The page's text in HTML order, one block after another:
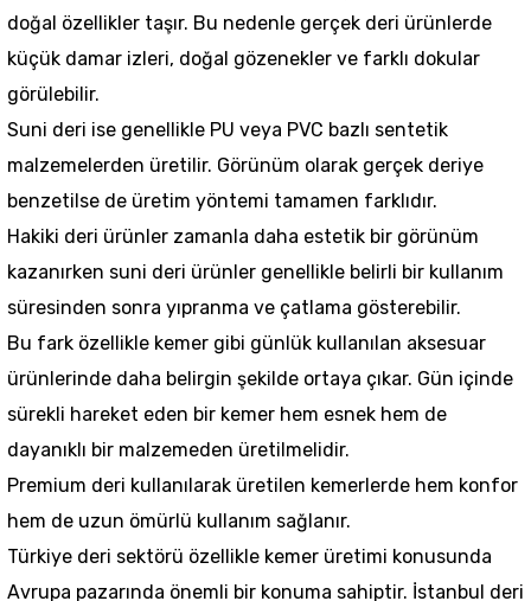
doğal özellikler taşır. Bu nedenle gerçek deri ürünlerde
küçük damar izleri, doğal gözenekler ve farklı dokular
görülebilir.
Suni deri ise genellikle PU veya PVC bazlı sentetik
malzemelerden üretilir. Görünüm olarak gerçek deriye
benzetilse de üretim yöntemi tamamen farklıdır.
Hakiki deri ürünler zamanla daha estetik bir görünüm
kazanırken suni deri ürünler genellikle belirli bir kullanım
süresinden sonra yıpranma ve çatlama gösterebilir.
Bu fark özellikle kemer gibi günlük kullanılan aksesuar
ürünlerinde daha belirgin şekilde ortaya çıkar. Gün içinde
sürekli hareket eden bir kemer hem esnek hem de
dayanıklı bir malzemeden üretilmelidir.
Premium deri kullanılarak üretilen kemerlerde hem konfor
hem de uzun ömürlü kullanım sağlanır.
Türkiye deri sektörü özellikle kemer üretimi konusunda
Avrupa pazarında önemli bir konuma sahiptir. İstanbul deri